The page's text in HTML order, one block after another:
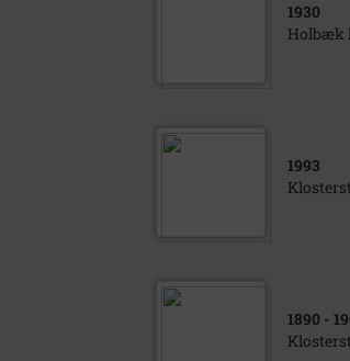
1930
Holbæk
1993
1890 -